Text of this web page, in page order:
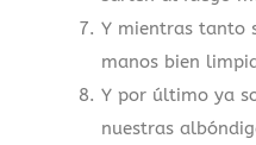
Y mientras tanto
manos bien
Y por último ya
nuestras